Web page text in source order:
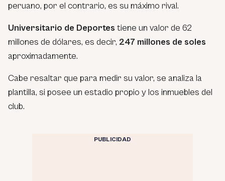
peruano, por el contrario, es su máximo rival.
Universitario de Deportes tiene un valor de 62
millones de dólares, es decir, 247 millones de soles
aproximadamente.
Cabe resaltar que para medir su valor, se analiza la
plantilla, si posee un estadio propio y los inmuebles del
club.
PUBLICIDAD